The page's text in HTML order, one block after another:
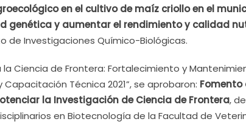
en el cultivo de maíz criollo en el
genética y aumentar el rendimiento y calidad
de Investigaciones Químico-Biológicas.
la Ciencia de Frontera: Fortalecimiento y
Técnica 2021”, se aprobaron:
la Investigación de Ciencia de Frontera,
en Biotecnología de la Facultad de